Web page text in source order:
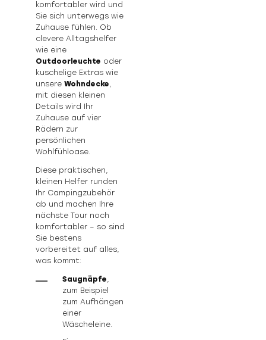
komfortabler wird und
Sie sich unterwegs wie
Zuhause fühlen. Ob
clevere Alltagshelfer
wie eine
Outdoorleuchte oder
kuschelige Extras wie
unsere Wohndecke,
mit diesen kleinen
Details wird Ihr
Zuhause auf vier
Rädern zur
persönlichen
Wohlfühloase.
Diese praktischen,
kleinen Helfer runden
Ihr Campingzubehör
ab und machen Ihre
nächste Tour noch
komfortabler – so sind
Sie bestens
vorbereitet auf alles,
was kommt:
Saugnäpfe,
zum Beispiel
zum Aufhängen
einer
Wäscheleine.